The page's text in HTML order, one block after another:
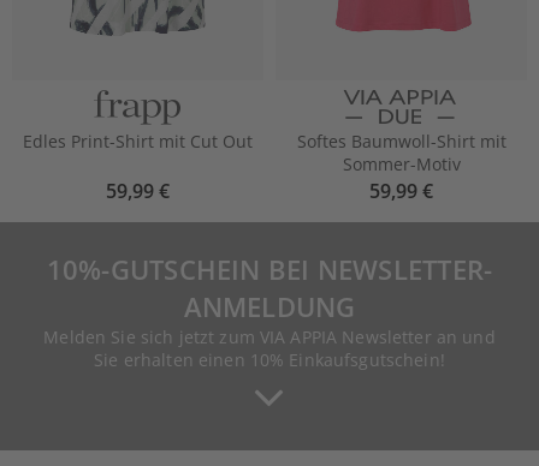
Edles Print-Shirt mit Cut Out
59,99 €
Softes Baumwoll-Shirt mit
Sommer-Motiv
59,99 €
10%-GUTSCHEIN BEI NEWSLETTER-
ANMELDUNG
Melden Sie sich jetzt zum VIA APPIA Newsletter an und
Sie erhalten einen 10% Einkaufsgutschein!